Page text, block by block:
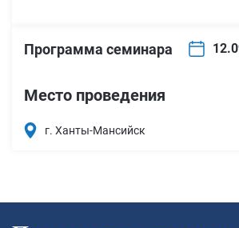
Программа семинара
Место проведения
г. Ханты-Мансийск